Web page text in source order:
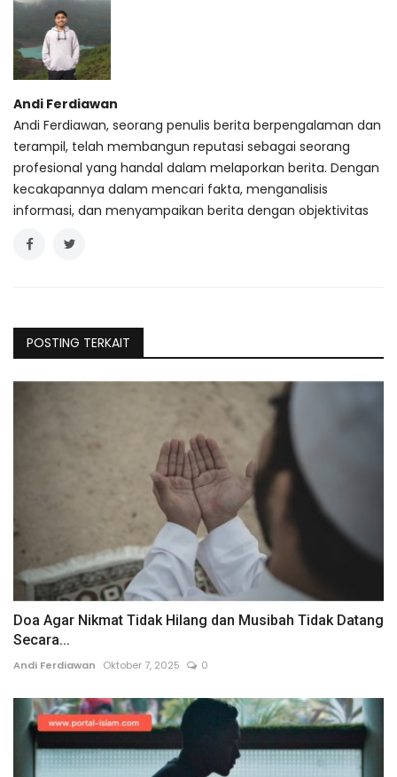
Andi Ferdiawan
Andi Ferdiawan, seorang penulis berita berpengalaman dan
terampil, telah membangun reputasi sebagai seorang
profesional yang handal dalam melaporkan berita. Dengan
kecakapannya dalam mencari fakta, menganalisis
informasi, dan menyampaikan berita dengan objektivitas
POSTING TERKAIT
Doa Agar Nikmat Tidak Hilang dan Musibah Tidak Datang
Secara...
Andi Ferdiawan Oktober 7, 2025 0